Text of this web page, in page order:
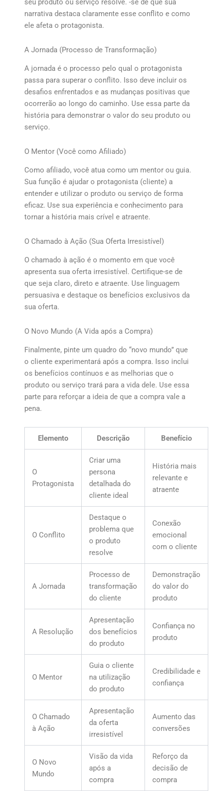
seu produto ou serviço resolve. -se de que sua
narrativa destaca claramente esse conflito e como
ele afeta o protagonista.
A Jornada (Processo de Transformação)
A jornada é o processo pelo qual o protagonista
passa para superar o conflito. Isso deve incluir os
desafios enfrentados e as mudanças positivas que
ocorrerão ao longo do caminho. Use essa parte da
história para demonstrar o valor do seu produto ou
serviço.
O Mentor (Você como Afiliado)
Como afiliado, você atua como um mentor ou guia.
Sua função é ajudar o protagonista (cliente) a
entender e utilizar o produto ou serviço de forma
eficaz. Use sua experiência e conhecimento para
tornar a história mais crível e atraente.
O Chamado à Ação (Sua Oferta Irresistível)
O chamado à ação é o momento em que você
apresenta sua oferta irresistível. Certifique-se de
que seja claro, direto e atraente. Use linguagem
persuasiva e destaque os benefícios exclusivos da
sua oferta.
O Novo Mundo (A Vida após a Compra)
Finalmente, pinte um quadro do “novo mundo” que
o cliente experimentará após a compra. Isso inclui
os benefícios contínuos e as melhorias que o
produto ou serviço trará para a vida dele. Use essa
parte para reforçar a ideia de que a compra vale a
pena.
Elemento Descrição Benefício
O
Protagonista
Criar uma
persona
detalhada do
cliente ideal
História mais
relevante e
atraente
O Conflito
Destaque o
problema que
o produto
resolve
Conexão
emocional
com o cliente
A Jornada
Processo de
transformação
do cliente
Demonstração
do valor do
produto
A Resolução
Apresentação
dos benefícios
do produto
Confiança no
produto
O Mentor
Guia o cliente
na utilização
do produto
Credibilidade e
confiança
O Chamado
à Ação
Apresentação
da oferta
irresistível
Aumento das
conversões
O Novo
Mundo
Visão da vida
após a
compra
Reforço da
decisão de
compra